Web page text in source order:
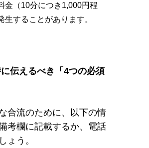
金（10分につき1,000円程
生することがあります。
伝えるべき「4つの必須
合流のために、以下の情
考欄に記載するか、電話
ょう。